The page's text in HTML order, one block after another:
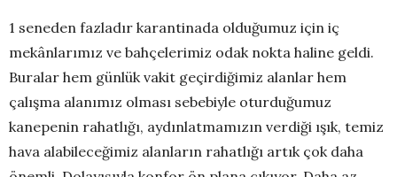
1 seneden fazladır karantinada olduğumuz için iç
mekânlarımız ve bahçelerimiz odak nokta haline geldi.
Buralar hem günlük vakit geçirdiğimiz alanlar hem
çalışma alanımız olması sebebiyle oturduğumuz
kanepenin rahatlığı, aydınlatmamızın verdiği ışık, temiz
hava alabileceğimiz alanların rahatlığı artık çok daha